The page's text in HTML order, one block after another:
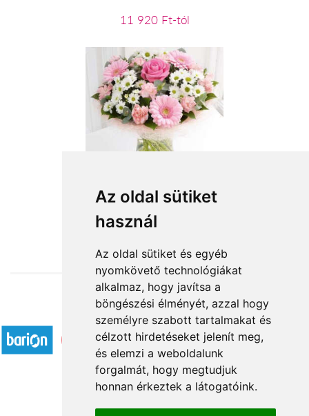
Az oldal sütiket
használ
Az oldal sütiket és egyéb
nyomkövető technológiákat
alkalmaz, hogy javítsa a
böngészési élményét, azzal hogy
személyre szabott tartalmakat és
célzott hirdetéseket jelenít meg,
és elemzi a weboldalunk
forgalmát, hogy megtudjuk
honnan érkeztek a látogatóink.
11 920 Ft-tól
Szeretlek nagyon
26 720 Ft-tól
Elfogadott fizetési módok